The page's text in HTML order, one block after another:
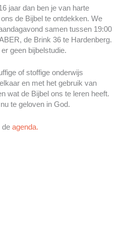
jaar dan ben je van harte
de Bijbel te ontdekken. We
samen tussen 19:00
de Brink 36 te Hardenberg.
geen bijbelstudie.
of stoffige onderwijs
en met het gebruik van
wat de Bijbel ons te leren heeft.
te geloven in God.
de agenda.